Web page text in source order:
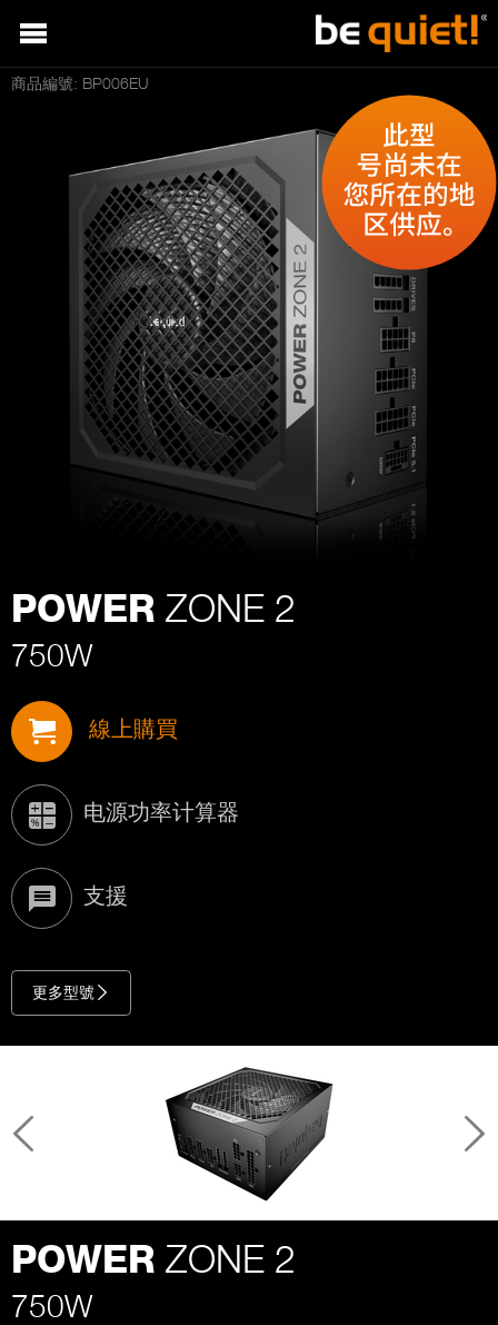
商品編號: BP006EU
POWER ZONE 2
750W
線上購買
电源功率计算器
支援
更多型號
POWER ZONE 2
750W